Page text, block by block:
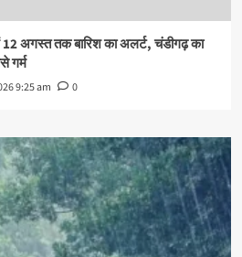
अगस्त तक बारिश का अलर्ट, चंडीगढ़ का
गर्म
9:25 am 0